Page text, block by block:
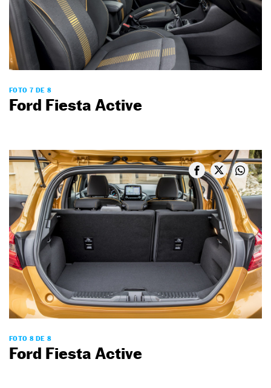
FOTO 7 DE 8
Ford Fiesta Active
FOTO 8 DE 8
Ford Fiesta Active